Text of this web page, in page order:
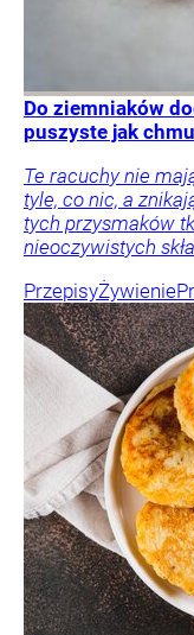
Do ziemniaków
puszyste jak
Te racuchy nie
tyle, co nic, a
tych przysmaków
nieoczywistych
PrzepisyŻywienie